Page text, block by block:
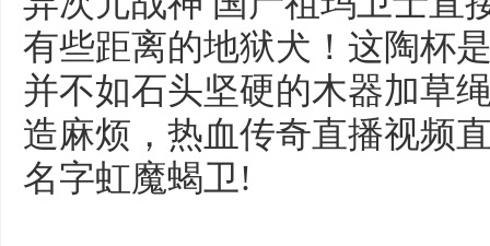
有些距离的地狱犬！这陶杯
并不如石头坚硬的木器加草
造麻烦，热血传奇直播视频
名字虹魔蝎卫!